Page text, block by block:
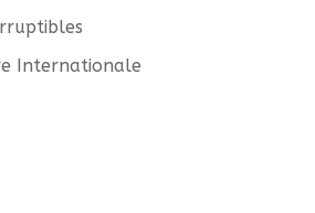
Internationale